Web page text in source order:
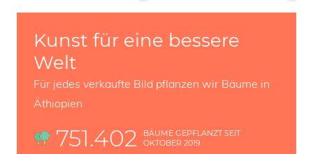
Kunst für eine bessere
Welt
Für jedes verkaufte Bild pflanzen wir Bäume in
Äthiopien
751.402
BÄUME GEPFLANZT SEIT
OKTOBER 2019